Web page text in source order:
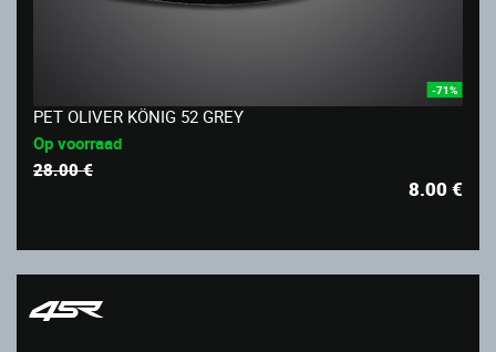
-71%
PET OLIVER KÖNIG 52 GREY
Op voorraad
28.00 €
8.00€